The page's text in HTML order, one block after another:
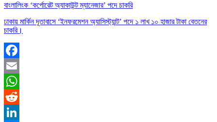
বাংলালিংক ‘কর্পোরেট অ্যাকাউন্ট ম্যানেজার’ পদে চাকরি
ঢাকায় মার্কিন দূতাবাসে ‘ইনফরমেশন অ্যাসিস্ট্যান্ট’ পদে ১ লাখ ১০ হাজার টাকা বেতনের
চাকরি।
Facebook
Email
WhatsApp
Reddit